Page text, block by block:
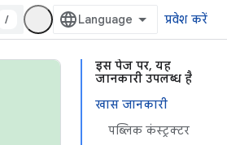
/ प्रवेश करें
इस पेज पर, यह
जानकारी उपलब्ध है
खास जानकारी
पब्लिक कंस्ट्रक्टर